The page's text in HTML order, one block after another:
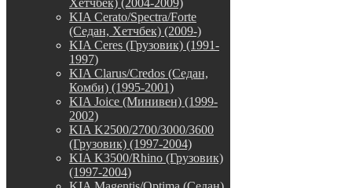
KIA Cerato/Spectra/Forte
(Седан, Хетчбек) (2009-)
KIA Ceres (Грузовик) (1991-
1997)
KIA Clarus/Credos (Седан,
Комби) (1995-2001)
KIA Joice (Минивен) (1999-
2002)
KIA K2500/2700/3000/3600
(Грузовик) (1997-2004)
KIA K3500/Rhino (Грузовик)
(1997-2004)